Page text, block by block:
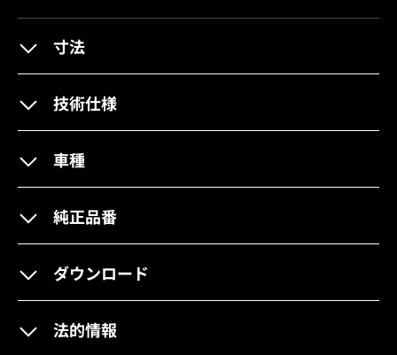
寸法
技術仕様
車種
純正品番
ダウンロード
法的情報